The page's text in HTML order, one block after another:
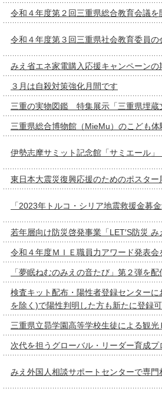
令和４年度第２回三重県総合教育会議を
令和４年度第３回三重県社会教育委員の
みえ省エネ家電購入応援キャンペーンの
３月は自殺対策強化月間です
三重の実物図鑑 特集展示「三重県埋蔵
三重県総合博物館（MieMu）のこども
伊勢志摩サミット記念館「サミエール
東日本大震災復興応援のためのポスター
「2023年トルコ・シリア地震救援金募
若年層向け防災啓発事業「LET′S防災
令和４年度ＭＩＥ職員力アワード発表会
「夢眠ねむのみえの音たび」第２弾を配
検査キット配布・陽性者登録センター
を除く)で陽性判明した方も新たに登録
三重県立昴学園高等学校生徒による観
次代を担うグローバル・リーダー育成
みえ外国人相談サポートセンターで専門